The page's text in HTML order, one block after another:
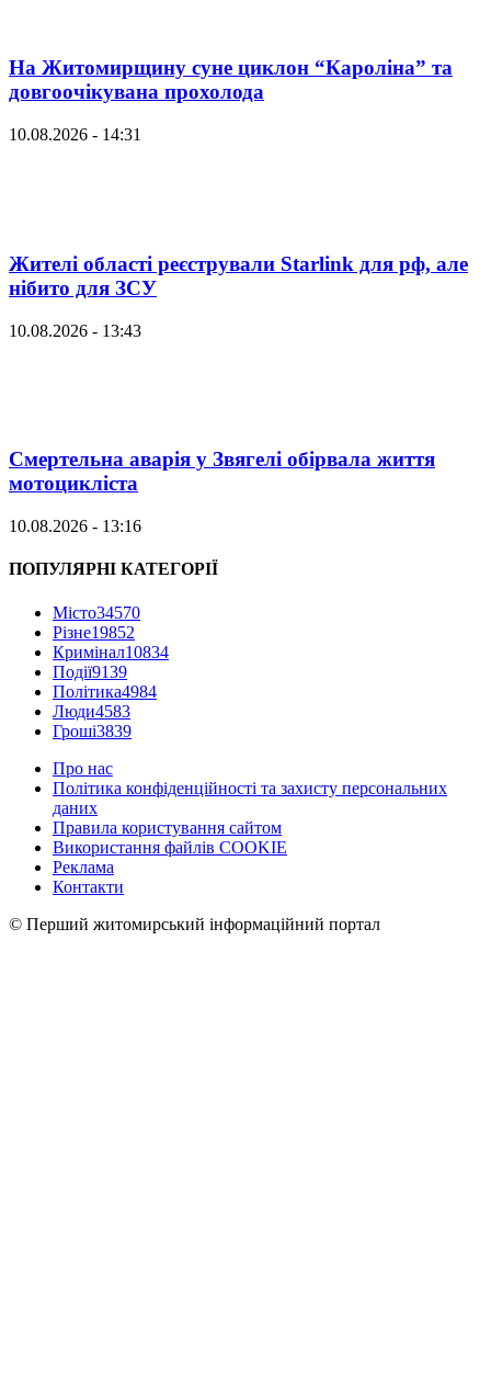
На Житомирщину суне циклон “Кароліна” та
довгоочікувана прохолода
10.08.2026 - 14:31
Жителі області реєстрували Starlink для рф, але
нібито для ЗСУ
10.08.2026 - 13:43
Смертельна аварія у Звягелі обірвала життя
мотоцикліста
10.08.2026 - 13:16
ПОПУЛЯРНІ КАТЕГОРІЇ
Місто34570
Різне19852
Кримінал10834
Події9139
Політика4984
Люди4583
Гроші3839
Про нас
Політика конфіденційності та захисту персональних
даних
Правила користування сайтом
Використання файлів COOKIE
Реклама
Контакти
© Перший житомирський інформаційний портал